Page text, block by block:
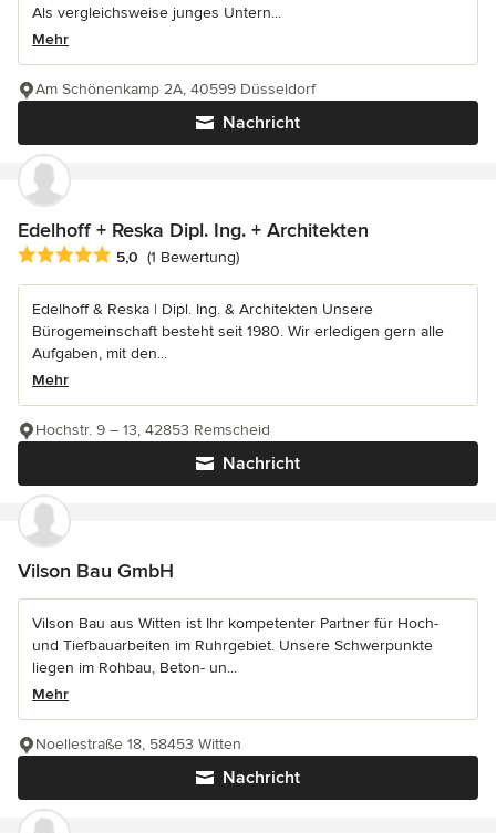
Als vergleichsweise junges Untern...
Mehr
Nachricht
Am Schönenkamp 2A, 40599 Düsseldorf
Edelhoff + Reska Dipl. Ing. + Architekten
Durchschnittliche Bewertung: 5 von 5 Sternen
5,0 (1 Bewertung)
Edelhoff & Reska | Dipl. Ing. & Architekten Unsere
Bürogemeinschaft besteht seit 1980. Wir erledigen gern alle
Aufgaben, mit den...
Mehr
Nachricht
Hochstr. 9 – 13, 42853 Remscheid
Vilson Bau GmbH
Vilson Bau aus Witten ist Ihr kompetenter Partner für Hoch-
und Tiefbauarbeiten im Ruhrgebiet. Unsere Schwerpunkte
liegen im Rohbau, Beton- un...
Mehr
Nachricht
Noellestraße 18, 58453 Witten